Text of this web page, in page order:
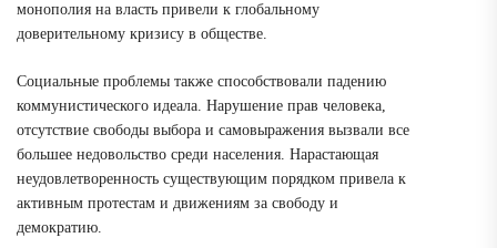
монополия на власть привели к глобальному
доверительному кризису в обществе.
Социальные проблемы также способствовали падению
коммунистического идеала. Нарушение прав человека,
отсутствие свободы выбора и самовыражения вызвали все
большее недовольство среди населения. Нарастающая
неудовлетворенность существующим порядком привела к
активным протестам и движениям за свободу и
демократию.